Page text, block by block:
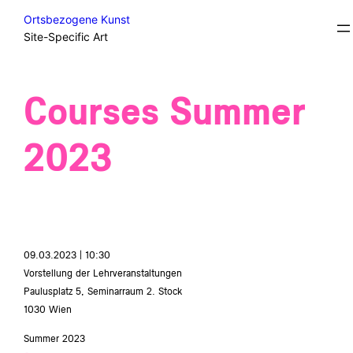
SkipCourses
Courses Summer
2023
09.03.2023 | 10:30
Vorstellung der Lehrveranstaltungen
Paulusplatz 5, Seminarraum 2. Stock
1030 Wien
Summer 2023
Ortsbezogene Kunst
Site-Specific Art